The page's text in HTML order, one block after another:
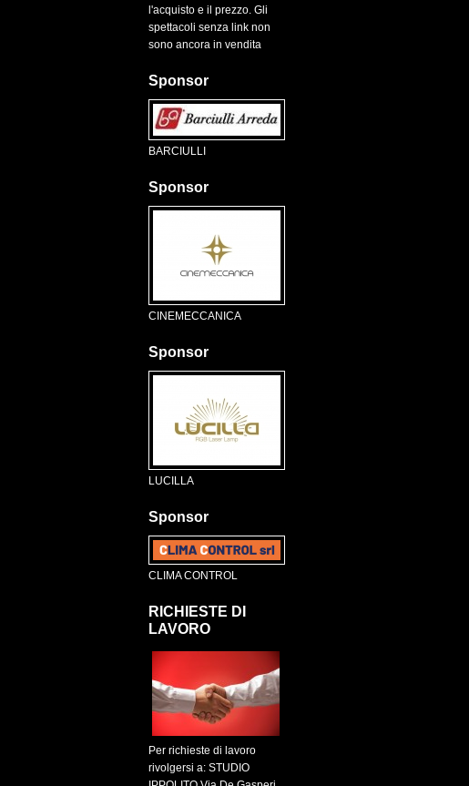
l'acquisto e il prezzo. Gli
spettacoli senza link non
sono ancora in vendita
Sponsor
BARCIULLI
Sponsor
CINEMECCANICA
Sponsor
LUCILLA
Sponsor
CLIMA CONTROL
RICHIESTE DI
LAVORO
Per richieste di lavoro
rivolgersi a: STUDIO